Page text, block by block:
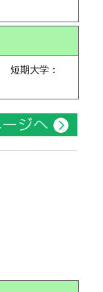
期大学：